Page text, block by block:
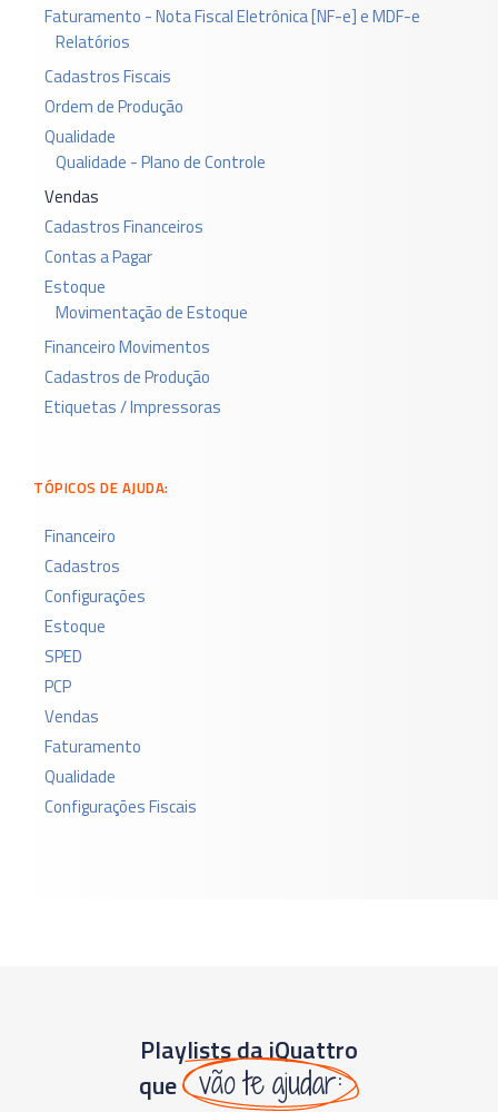
Faturamento - Nota Fiscal Eletrônica [NF-e] e MDF-e
Relatórios
Cadastros Fiscais
Ordem de Produção
Qualidade
Qualidade - Plano de Controle
Vendas
Cadastros Financeiros
Contas a Pagar
Estoque
Movimentação de Estoque
Financeiro Movimentos
Cadastros de Produção
Etiquetas / Impressoras
TÓPICOS DE AJUDA:
Financeiro
Cadastros
Configurações
Estoque
SPED
PCP
Vendas
Faturamento
Qualidade
Configurações Fiscais
Playlists da iQuattro
que vão te ajudar: